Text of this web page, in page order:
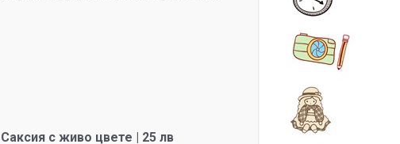
Саксия с живо цвете | 25 лв